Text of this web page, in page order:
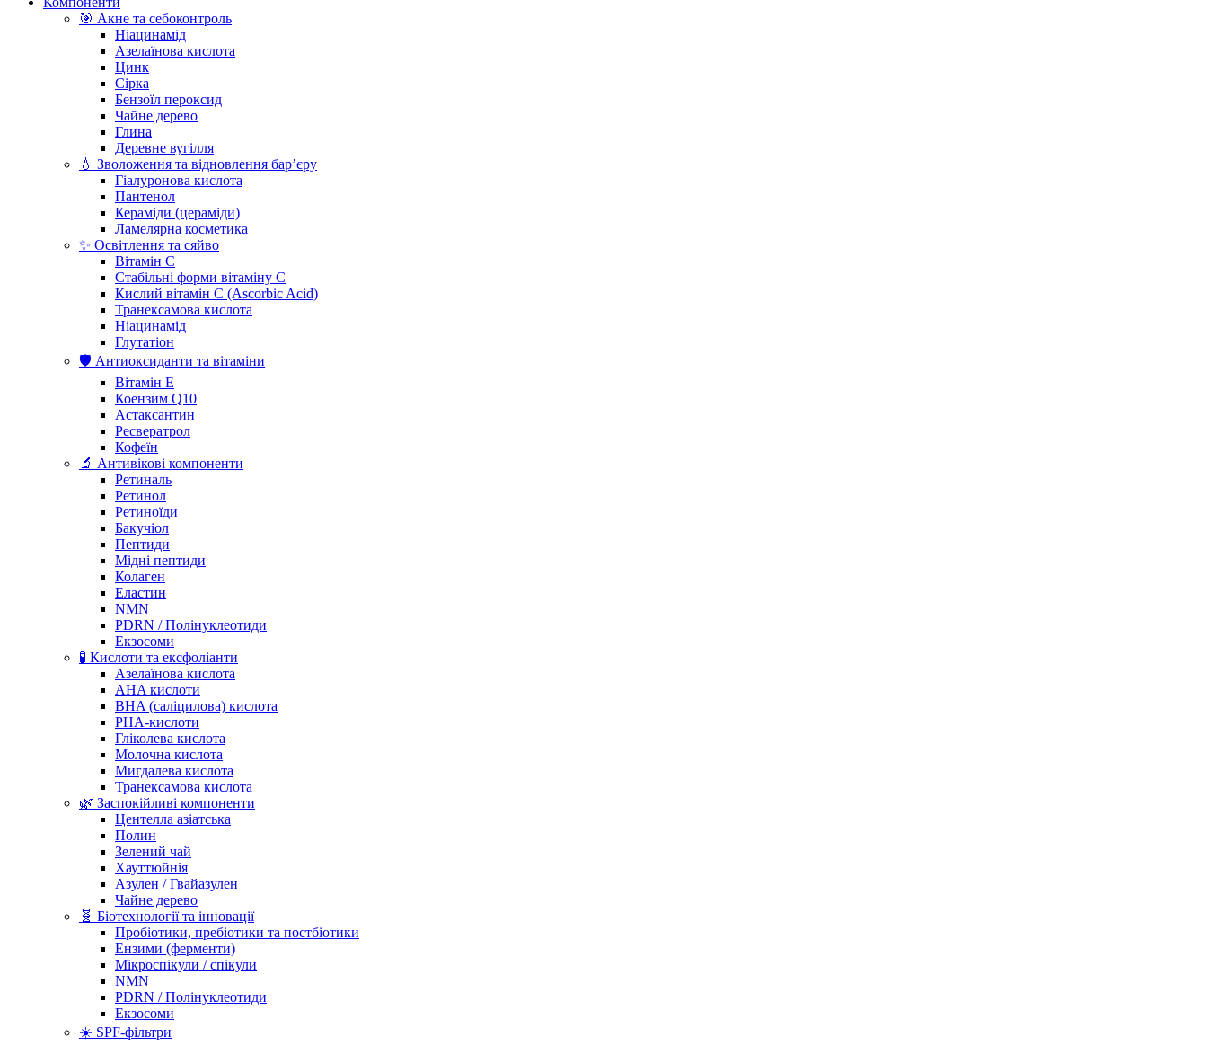
🎯 Акне та себоконтроль
Ніацинамід
Азелаїнова кислота
Цинк
Сірка
Бензоїл пероксид
Чайне дерево
Глина
Деревне вугілля
💧 Зволоження та відновлення бар’єру
Гіалуронова кислота
Пантенол
Кераміди (цераміди)
Ламелярна косметика
✨ Освітлення та сяйво
Вітамін С
Стабільні форми вітаміну С
Кислий вітамін С (Ascorbic Acid)
Транексамова кислота
Ніацинамід
Глутатіон
🛡️ Антиоксиданти та вітаміни
Вітамін Е
Коензим Q10
Астаксантин
Ресвератрол
Кофеїн
🔬 Антивікові компоненти
Ретиналь
Ретинол
Ретиноїди
Бакучіол
Пептиди
Мідні пептиди
Колаген
Еластин
NMN
PDRN / Полінуклеотиди
Екзосоми
🧪 Кислоти та ексфоліанти
Азелаїнова кислота
AHA кислоти
BHA (саліцилова) кислота
PHA-кислоти
Гліколева кислота
Молочна кислота
Мигдалева кислота
Транексамова кислота
🌿 Заспокійливі компоненти
Центелла азіатська
Полин
Зелений чай
Хауттюйнія
Азулен / Гвайазулен
Чайне дерево
🧬 Біотехнології та інновації
Пробіотики, пребіотики та постбіотики
Ензими (ферменти)
Мікроспікули / спікули
NMN
PDRN / Полінуклеотиди
Екзосоми
☀️ SPF-фільтри